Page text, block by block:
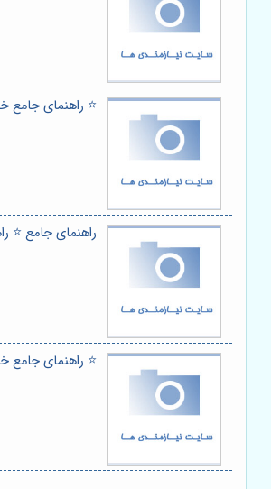
⭐️ راهنمای جامع
راهنمای جامع ⭐️
⭐️ راهنمای جامع